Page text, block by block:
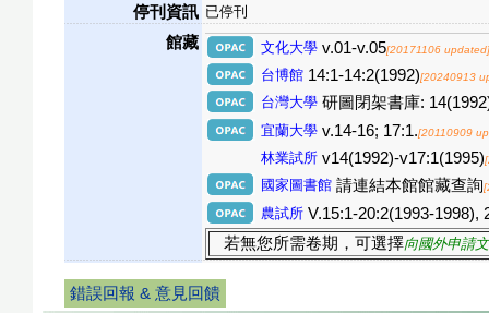
停刊資訊 已停刊
館藏 文化大學 v.01-v.05[20171106 updated]
台博館 14:1-14:2(1992)[20240913
台灣大學 研圖閉架書庫:
宜蘭大學 v.14-16; 17:1.[20110909
林業試所 v14(1992)-v17:1(1995)
國家圖書館 請連結本館館藏查詢
農試所 V.15:1-20:2(1993-1998),
若無您所需卷期，可選擇向國外申請
錯誤回報 & 意見回饋